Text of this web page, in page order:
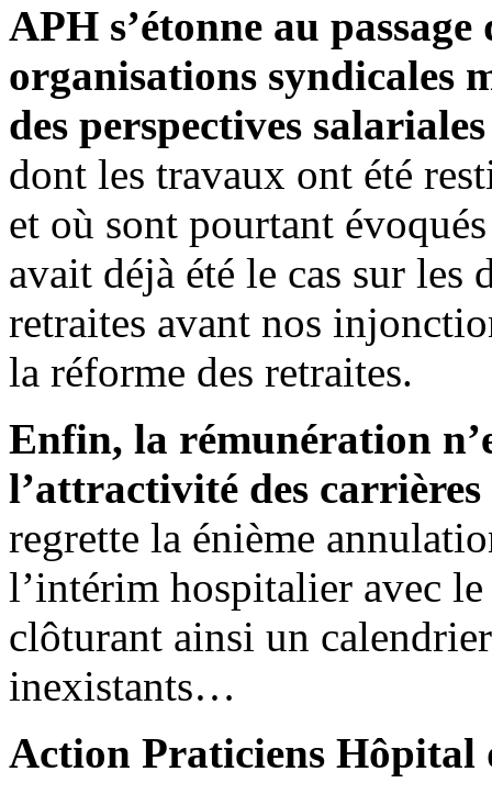
APH s’étonne au
organisations syndicales
des perspectives
dont les travaux ont été
et où sont pourtant
avait déjà été le cas sur les
retraites avant nos
la réforme des retraites.
Enfin, la rémunération
l’attractivité des
regrette la énième
l’intérim hospitalier avec
clôturant ainsi un
inexistants…
Action Praticiens Hôpital